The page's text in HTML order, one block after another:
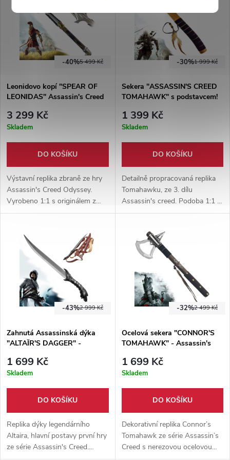
eko-kůže, téměř 1:1
5 499 Kč
-40%
Leonidovo kopí "SPEAR OF
LEONIDAS" Assassin's Creed
3 299 Kč
Skladem
DO KOŠÍKU
Výstavní replika zbraně ze hry
Assassin's Creed Odyssey.
Vyrobeno 1:1 s originálem z
pevné oceli. Detailní zpracování.
stojánek.
1 999 Kč
-30%
Sekera "ASSASSIN'S CREED
TOMAHAWK" s podstavcem!
1 399 Kč
Skladem
DO KOŠÍKU
Detailně propracovaná replika
Tomahawku, ze 3. dílu
Assassin's creed. Podoba 1:1 s
herním originálem. Součástí
stojánek.
2 999 Kč
-43%
Zahnutá Assassinská dýka
"ALTAÏR'S DAGGER" -
1 699 Kč
Skladem
DO KOŠÍKU
Replika dýky legendárního
Altaira, hlavní postavy první hry
ze série Assassin's Creed.
2 499 Kč
-32%
Ocelová sekera "CONNOR'S
TOMAHAWK" - Assassin's
1 699 Kč
Skladem
DO KOŠÍKU
Dekorativní replika Connor’s
Tomahawk ze série Assassin’s
Creed s nerezovou ocelovou